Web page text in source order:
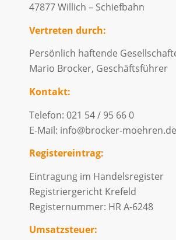
47877 Willich – Schiefbahn
Vertreten durch:
Persönlich haftende
Mario Brocker, Geschäftsführer
Kontakt:
Telefon: 021 54 / 95 66 0
E-Mail: info@brocker-moehren.de
Registereintrag:
Eintragung im Handelsregister
Registriergericht Krefeld
Registernummer: HR A-6248
Umsatzsteuer: